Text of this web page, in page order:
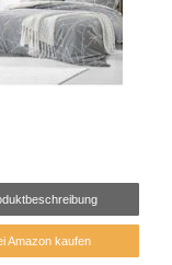
Amazon kaufen